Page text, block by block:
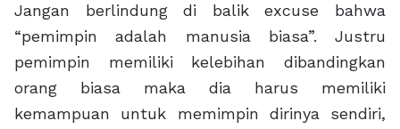
Jangan berlindung di balik excuse bahwa
“pemimpin adalah manusia biasa”. Justru
pemimpin memiliki kelebihan dibandingkan
orang biasa maka dia harus memiliki
kemampuan untuk memimpin dirinya sendiri,